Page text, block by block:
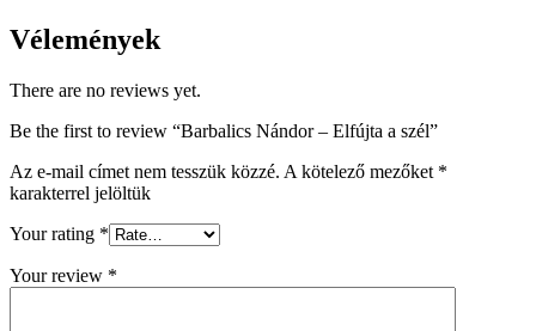
Vélemények
There are no reviews yet.
Be the first to review “Barbalics Nándor – Elfújta a szél”
Az e-mail címet nem tesszük közzé. A kötelező mezőket *
karakterrel jelöltük
Your rating *
Your review *